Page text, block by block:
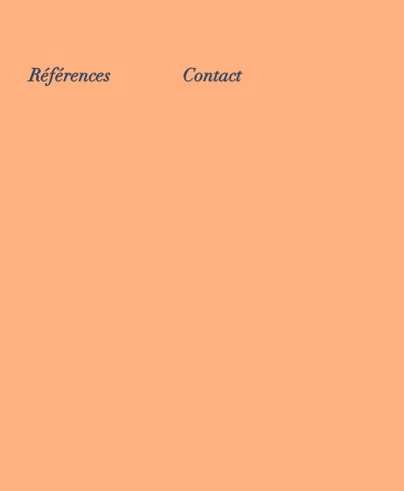
Références Contact